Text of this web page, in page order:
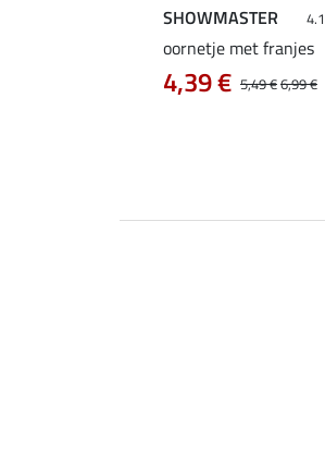
SHOWMASTER 4.1
oornetje met franjes
5,49 €6,99 €
4,39 €